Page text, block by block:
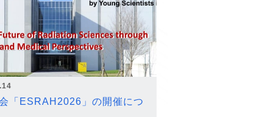
「ESRAH2026」の開催につ